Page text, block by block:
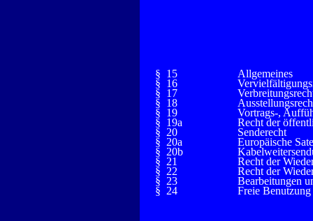
§ 15
Allgemeines
§ 16
§ 17
§ 18
§ 19
Vortrags-,
§ 19a
Recht der
§ 20
Senderecht
§ 20a
Europäische
§ 20b
§ 21
Recht der
§ 22
Recht der
§ 23
Bearbeitungen
§ 24
Freie Benutzung